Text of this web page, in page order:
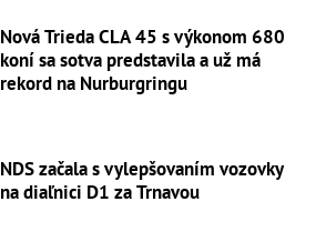
Nová Trieda CLA 45 s výkonom 680
koní sa sotva predstavila a už má
rekord na Nurburgringu
NDS začala s vylepšovaním vozovky
na diaľnici D1 za Trnavou